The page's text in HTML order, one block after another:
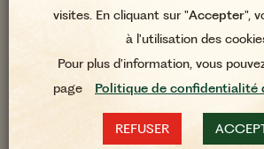
Écraser légèrement les pommes
enfourner environ 35 min à 180 °C.
Préparer la sauce en mélangeant :
visites. En cliquant sur "Accepter",
à l'utilisation des
Pour plus d'information, vous
page
Politique de confidentialité
REFUSER